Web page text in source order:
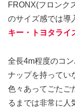
FRONX(フロンク
のサイズ感では導
キー・トヨタライ
全長4m程度のコ
ナップを持ってい
色々あってごたご
るまでは非常に人